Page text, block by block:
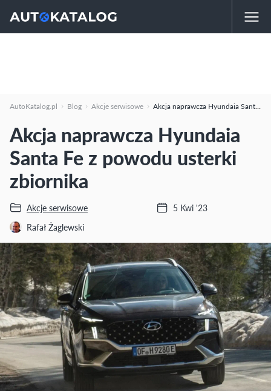
AutoKatalog.pl Blog Akcje serwisowe Akcja naprawcza Hyundaia Santa Fe z powodu usterki zbiornika
Akcja naprawcza Hyundaia
Santa Fe z powodu usterki
zbiornika
Akcje serwisowe
Rafał Żaglewski
5 Kwi '23